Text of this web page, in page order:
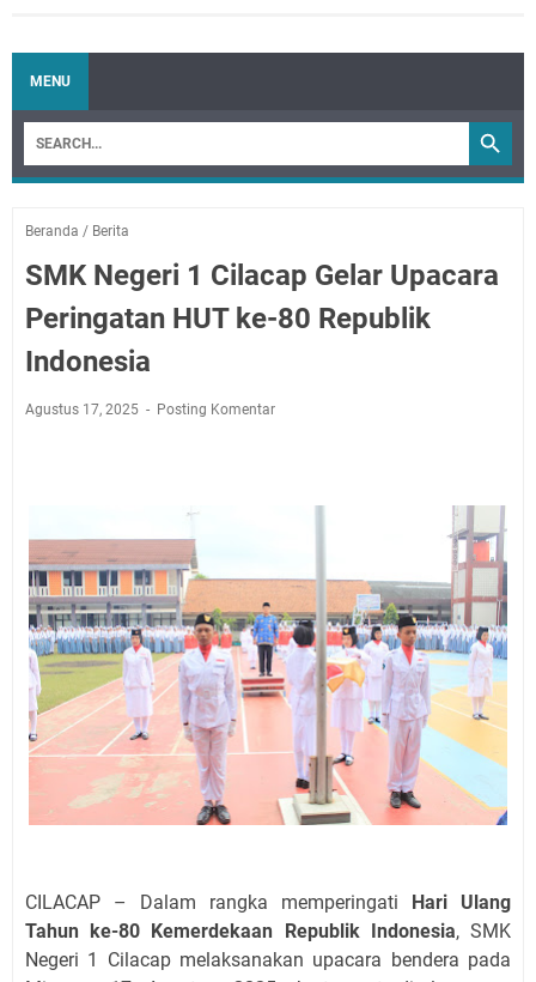
MENU
Beranda / Berita
SMK Negeri 1 Cilacap Gelar Upacara
Peringatan HUT ke-80 Republik
Indonesia
Agustus 17, 2025 Posting Komentar
CILACAP – Dalam rangka memperingati Hari Ulang
Tahun ke-80 Kemerdekaan Republik Indonesia, SMK
Negeri 1 Cilacap melaksanakan upacara bendera pada